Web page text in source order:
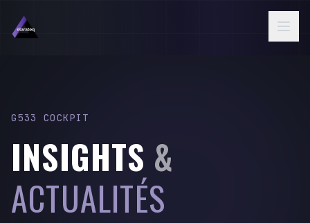
G533 COCKPIT
INSIGHTS &
ACTUALITÉS